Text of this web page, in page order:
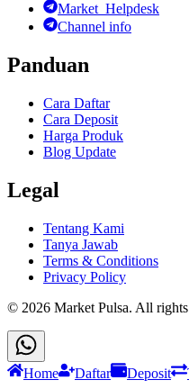
Market_Helpdesk
Channel info
Panduan
Cara Daftar
Cara Deposit
Harga Produk
Blog Update
Legal
Tentang Kami
Tanya Jawab
Terms & Conditions
Privacy Policy
© 2026 Market Pulsa. All
Home Daftar Deposit